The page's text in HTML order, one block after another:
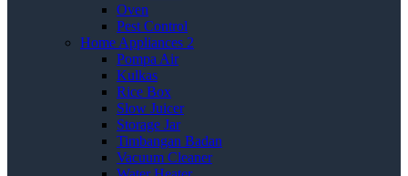
Oven
Pest Control
Home Appliances 2
Pompa Air
Kulkas
Rice Box
Slow Juicer
Storage Jar
Timbangan Badan
Vacuum Cleaner